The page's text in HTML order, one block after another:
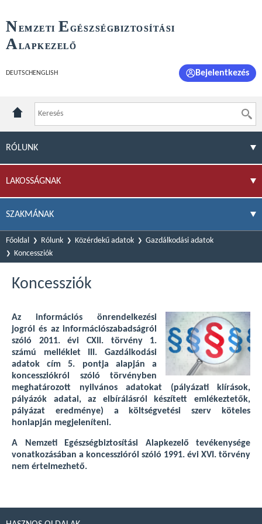
NEMZETI E GÉSZSÉGBIZTOSÍTÁSI
ALAPKEZELŐ
DEUTSCH ENGLISH Bejelentkezés
RÓLUNK
LAKOSSÁGNAK
SZAKMÁNAK
Főoldal Rólunk Közérdekű adatok
Gazdálkodási adatok
Koncessziók
Koncessziók
Az információs önrendelkezési
jogról és az információszabadságról
szóló 2011. évi CXII. törvény 1.
számú melléklet III. Gazdálkodási
adatok cím 5. pontja alapján a
koncessziókról szóló törvényben
meghatározott nyilvános adatokat (pályázati kiírások,
pályázók adatai, az elbírálásról készített emlékeztetők,
pályázat eredménye) a költségvetési szerv köteles
honlapján megjeleníteni.
A Nemzeti Egészségbiztosítási Alapkezelő tevékenysége
vonatkozásában a koncesszióról szóló 1991. évi XVI. törvény
nem értelmezhető.